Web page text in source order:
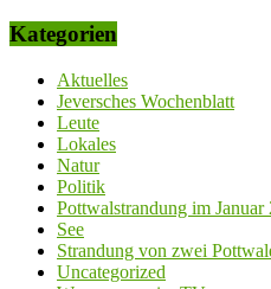
Kategorien
Aktuelles
Jeversches Wochenblatt
Leute
Lokales
Natur
Politik
Pottwalstrandung im Januar
See
Strandung von zwei
Uncategorized